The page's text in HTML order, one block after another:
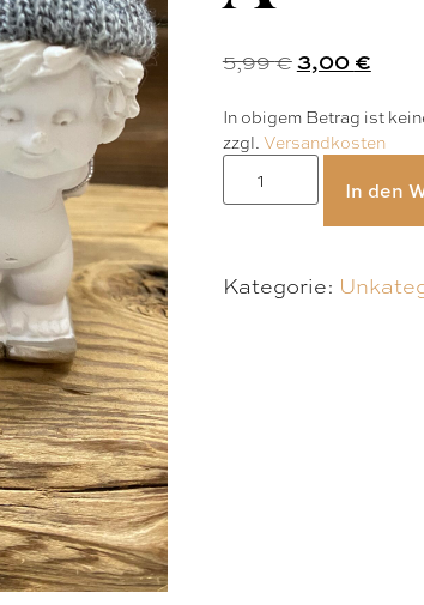
5,99€3,00€
In obigem Betrag ist
zzgl. Versandkosten
In den
Kategorie: